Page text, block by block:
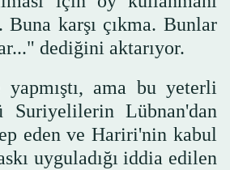
karşı çıkma. Bunlar
dediğini aktarıyor.
ama bu yeterli
Suriyelilerin Lübnan'dan
eden ve Hariri'nin kabul
uyguladığı iddia edilen